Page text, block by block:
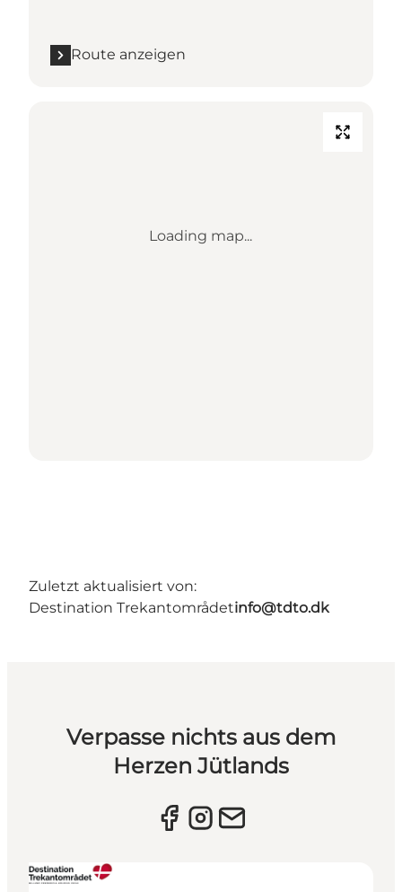
Route anzeigen
Loading map...
Zuletzt aktualisiert von:
Destination Trekantområdetinfo@tdto.dk
Verpasse nichts aus dem
Herzen Jütlands